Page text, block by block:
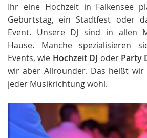
Ihr eine Hochzeit in Falkensee
Geburtstag, ein Stadtfest oder
Event. Unsere DJ sind in allen
Hause. Manche spezialisieren
Events, wie Hochzeit DJ oder Party
wir aber Allrounder. Das heißt
jeder Musikrichtung wohl.